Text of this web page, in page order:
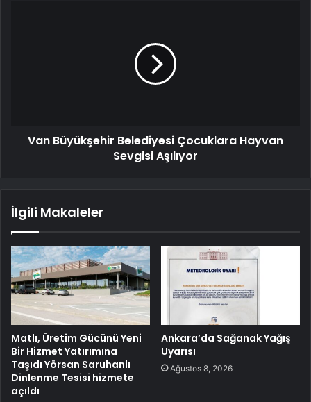
Van Büyükşehir Belediyesi Çocuklara Hayvan
Sevgisi Aşılıyor
İlgili Makaleler
Matlı, Üretim Gücünü Yeni
Bir Hizmet Yatırımına
Taşıdı Yörsan Saruhanlı
Dinlenme Tesisi hizmete
açıldı
Ankara’da Sağanak Yağış
Uyarısı
Ağustos 8, 2026